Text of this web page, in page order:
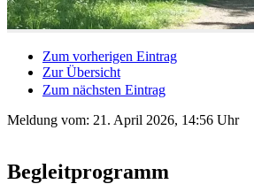
Zum vorherigen Eintrag
Zur Übersicht
Zum nächsten Eintrag
Meldung vom: 21. April 2026, 14:56 Uhr
Begleitprogramm